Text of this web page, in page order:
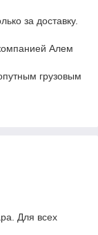
за доставку.
Алем
грузовым
Для всех